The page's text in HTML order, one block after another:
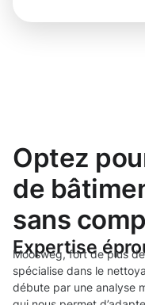
Optez
de
sans
Expertise
Moosweg, fort de plus
spécialise dans le
débute par une analyse